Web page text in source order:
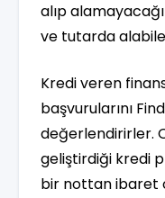
alıp
ve tutarda
Kredi veren
başvurularını
değerlendirirler.
geliştirdiği kredi
bir nottan ibaret